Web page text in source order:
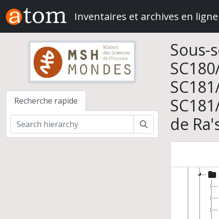
Skip to main content
Inventaires et archives en ligne
Recherche rapide
Rechercher
Sous-
de